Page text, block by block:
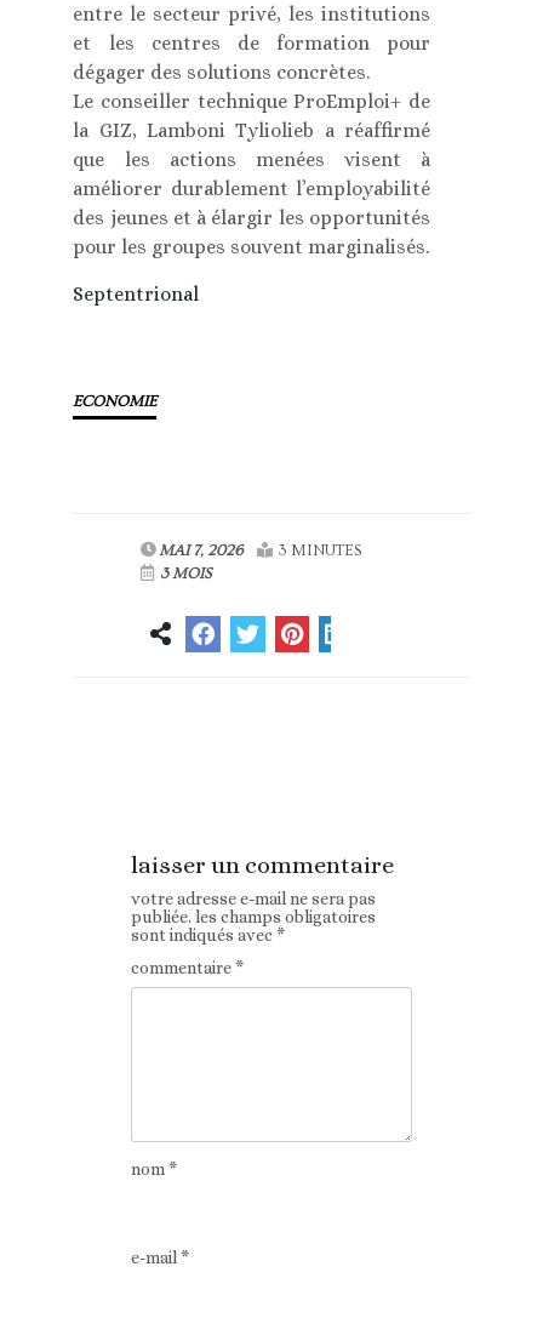
entre le secteur privé, les institutions
et les centres de formation pour
dégager des solutions concrètes.
Le conseiller technique ProEmploi+ de
la GIZ, Lamboni Tyliolieb a réaffirmé
que les actions menées visent à
améliorer durablement l’employabilité
des jeunes et à élargir les opportunités
pour les groupes souvent marginalisés.
Septentrional
ECONOMIE
MAI 7, 2026
3 MINUTES
3 MOIS
laisser un commentaire
votre adresse e-mail ne sera pas
publiée. les champs obligatoires
sont indiqués avec*
commentaire*
nom*
e-mail*